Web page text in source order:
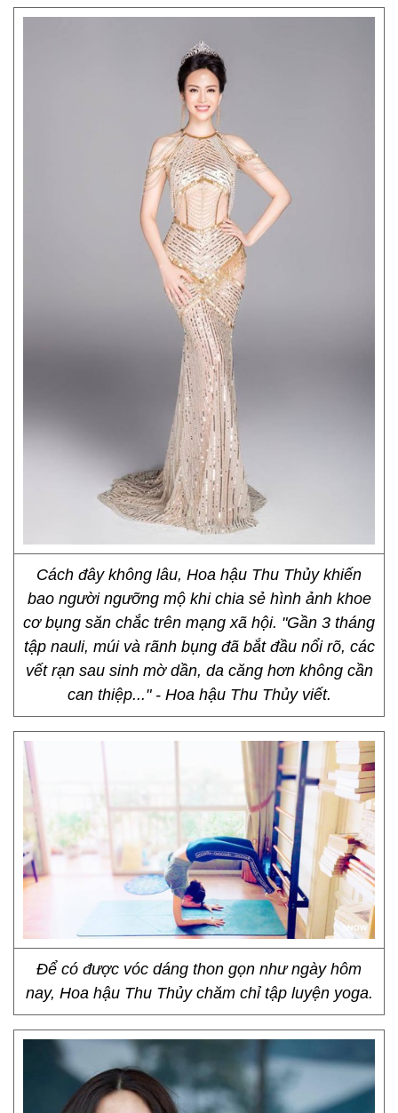
Cách đây không lâu, Hoa hậu Thu Thủy khiến
bao người ngưỡng mộ khi chia sẻ hình ảnh khoe
cơ bụng săn chắc trên mạng xã hội. "Gần 3 tháng
tập nauli, múi và rãnh bụng đã bắt đầu nổi rõ, các
vết rạn sau sinh mờ dần, da căng hơn không cần
can thiệp..." - Hoa hậu Thu Thủy viết.
Để có được vóc dáng thon gọn như ngày hôm
nay, Hoa hậu Thu Thủy chăm chỉ tập luyện yoga.